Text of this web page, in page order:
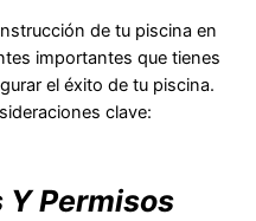
de tu piscina en
importantes que tienes
el éxito de tu piscina.
clave:
Y Permisos